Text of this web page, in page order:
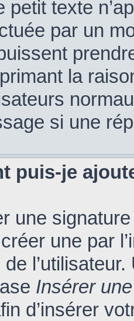
petit texte
par un
la
si une
puis-je
une
une par
Insérer
d’insérer